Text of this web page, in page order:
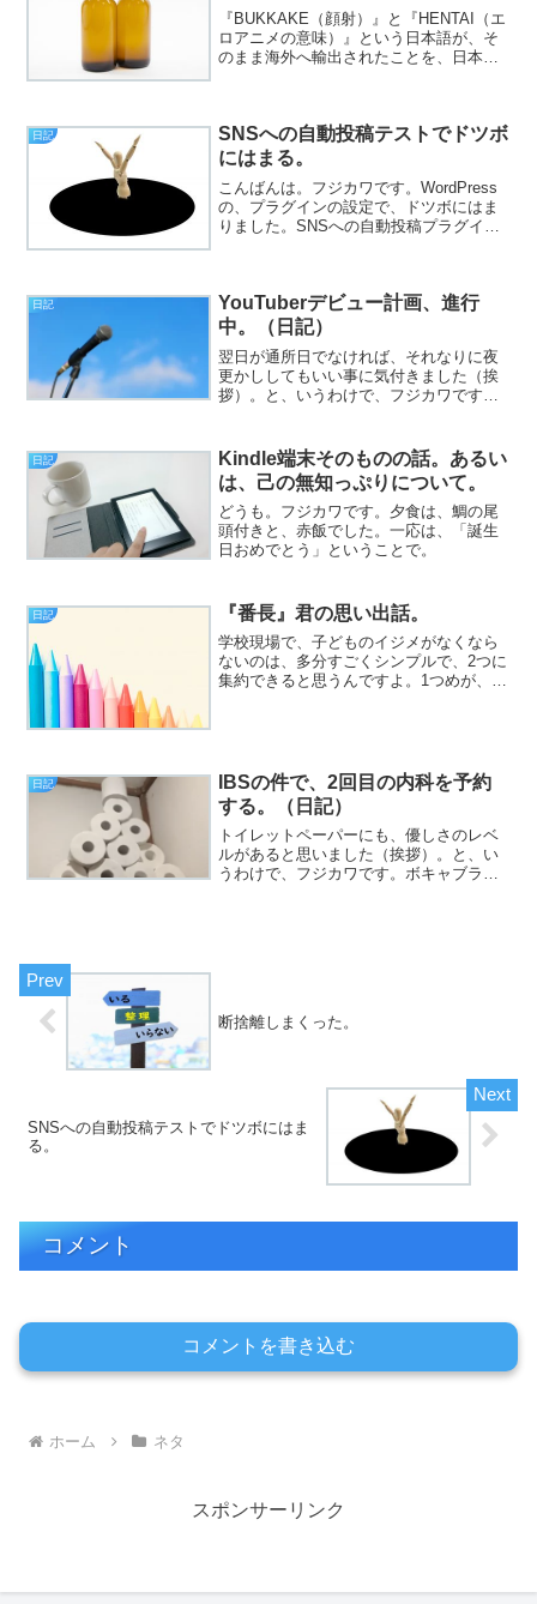
『BUKKAKE（顔射）』と『HENTAI（エ
ロアニメの意味）』という日本語が、そ
のまま海外へ輸出されたことを、日本人
は、また画面が...
日記
SNSへの自動投稿テストでドツボ
にはまる。
こんばんは。フジカワです。WordPress
の、プラグインの設定で、ドツボにはま
りました。SNSへの自動投稿プラグイン
日記
YouTuberデビュー計画、進行
中。（日記）
翌日が通所日でなければ、それなりに夜
更かししてもいい事に気付きました（挨
拶）。と、いうわけで、フジカワです。
様いかがお過ごしでしょうか。今日のエ
ントリは、「ただ今編集...
日記
Kindle端末そのものの話。あるい
は、己の無知っぷりについて。
どうも。フジカワです。夕食は、鯛の尾
頭付きと、赤飯でした。一応は、「誕生
日おめでとう」ということで。
日記 『番長』君の思い出話。
学校現場で、子どものイジメがなくなら
ないのは、多分すごくシンプルで、2つに
集約できると思うんですよ。1つめが、同
日記
IBSの件で、2回目の内科を予約
する。（日記）
トイレットペーパーにも、優しさのレベ
ルがあると思いました（挨拶）。と、い
うわけで、フジカワです。ボキャブラリ
断捨離しまくった。
SNSへの自動投稿テストでドツボにはま
る。
コメント
コメントを書き込む
ホーム ネタ
スポンサーリンク